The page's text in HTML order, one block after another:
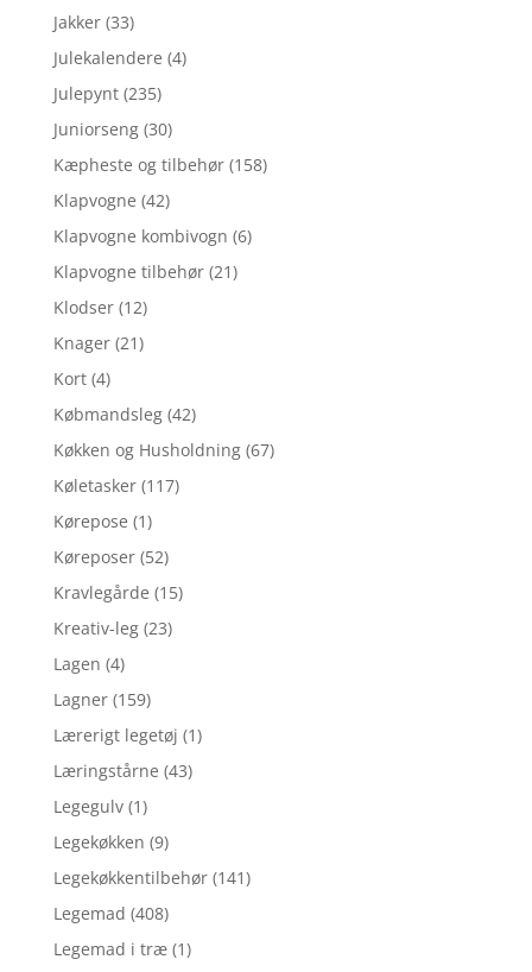
Jakker (33)
Julekalendere (4)
Julepynt (235)
Juniorseng (30)
Kæpheste og tilbehør (158)
Klapvogne (42)
Klapvogne kombivogn (6)
Klapvogne tilbehør (21)
Klodser (12)
Knager (21)
Kort (4)
Købmandsleg (42)
Køkken og Husholdning (67)
Køletasker (117)
Kørepose (1)
Køreposer (52)
Kravlegårde (15)
Kreativ-leg (23)
Lagen (4)
Lagner (159)
Lærerigt legetøj (1)
Læringstårne (43)
Legegulv (1)
Legekøkken (9)
Legekøkkentilbehør (141)
Legemad (408)
Legemad i træ (1)